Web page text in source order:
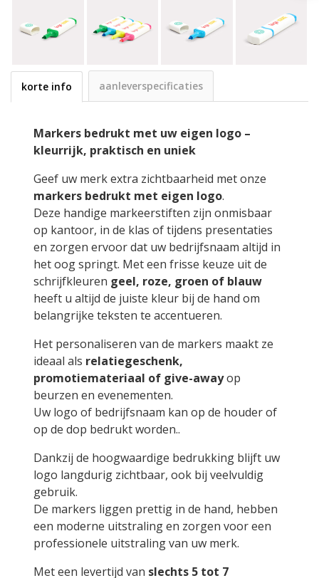
korte info aanleverspecificaties
Markers bedrukt met uw eigen logo –
kleurrijk, praktisch en uniek
Geef uw merk extra zichtbaarheid met onze
markers bedrukt met eigen logo.
Deze handige markeerstiften zijn onmisbaar
op kantoor, in de klas of tijdens presentaties
en zorgen ervoor dat uw bedrijfsnaam altijd in
het oog springt. Met een frisse keuze uit de
schrijfkleuren geel, roze, groen of blauw
heeft u altijd de juiste kleur bij de hand om
belangrijke teksten te accentueren.
Het personaliseren van de markers maakt ze
ideaal als relatiegeschenk,
promotiemateriaal of give-awayop
beurzen en evenementen.
Uw logo of bedrijfsnaam kan op de houder of
op de dop bedrukt worden..
Dankzij de hoogwaardige bedrukking blijft uw
logo langdurig zichtbaar, ook bij veelvuldig
gebruik.
De markers liggen prettig in de hand, hebben
een moderne uitstraling en zorgen voor een
professionele uitstraling van uw merk.
Met een levertijd van slechts 5 tot 7